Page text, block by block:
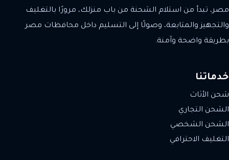
مصر، تبدأ من استلام الشحنة من باب منزلك، مرورًا بالتغليف
والتجهيز والمتابعة، وصولًا إلى التسليم داخل محافظات مصر
بطريقة واضحة وآمنة.
خدماتنا
شحن الأثاث
الشحن التجاري
الشحن الشخصي
التغليف الاحترافي